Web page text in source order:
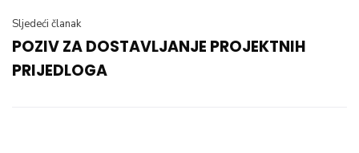
Sljedeći članak
POZIV ZA DOSTAVLJANJE PROJEKTNIH
PRIJEDLOGA